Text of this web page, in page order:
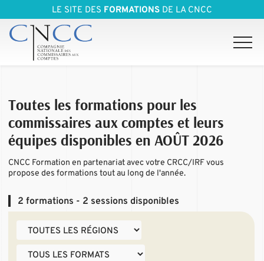
LE SITE DES FORMATIONS DE LA CNCC
Toutes les formations pour les
commissaires aux comptes et leurs
équipes disponibles en AOÛT 2026
CNCC Formation en partenariat avec votre CRCC/IRF vous
propose des formations tout au long de l'année.
2 formations - 2 sessions disponibles